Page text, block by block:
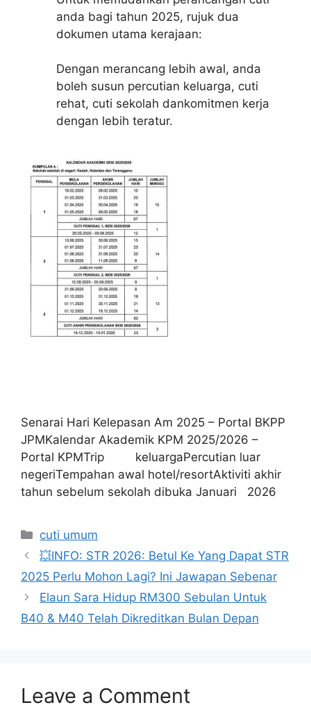
anda bagi tahun 2025, rujuk dua
dokumen utama kerajaan:
Dengan merancang lebih awal, anda
boleh susun percutian keluarga, cuti
rehat, cuti sekolah dankomitmen kerja
dengan lebih teratur.
Senarai Hari Kelepasan Am 2025 – Portal BKPP
JPMKalendar Akademik KPM 2025/2026 –
Portal KPMTrip keluargaPercutian luar
negeriTempahan awal hotel/resortAktiviti akhir
tahun sebelum sekolah dibuka Januari 2026
Categories
cuti umum
💥INFO: STR 2026: Betul Ke Yang Dapat STR
2025 Perlu Mohon Lagi? Ini Jawapan Sebenar
Elaun Sara Hidup RM300 Sebulan Untuk
B40 & M40 Telah Dikreditkan Bulan Depan
Leave a Comment